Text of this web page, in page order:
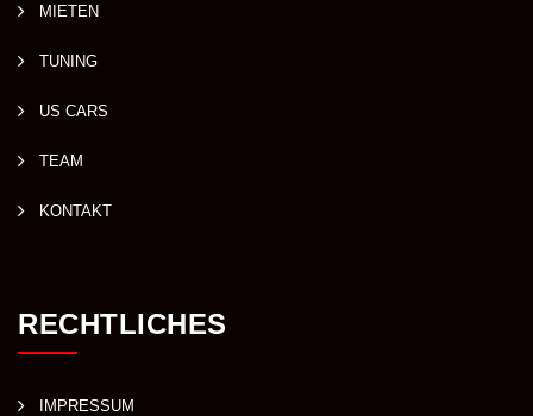
MIETEN
TUNING
US CARS
TEAM
KONTAKT
RECHTLICHES
IMPRESSUM